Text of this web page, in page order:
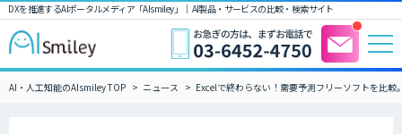
DXを推進するAIポータルメディア「AIsmiley」｜ AI製品・サービスの比較・検索サイト
AI・人工知能のAIsmiley TOP ニュース Excelで終わらない！需要予測フリーソフトを比